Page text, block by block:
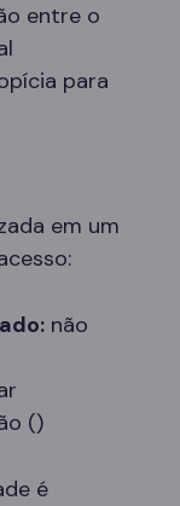
entre o
para
em um
não
()
é